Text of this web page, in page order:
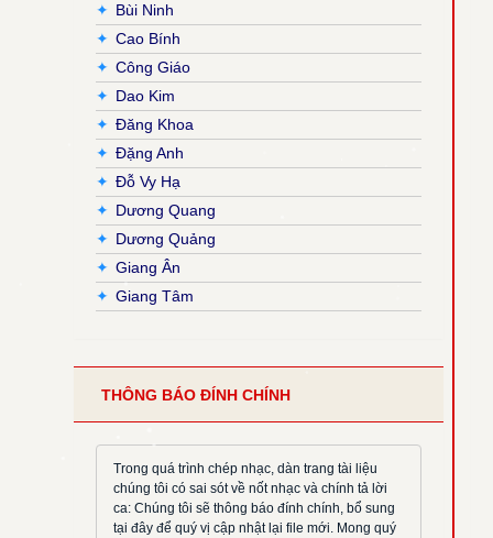
✦ Bùi Ninh
✦ Cao Bính
✦ Công Giáo
✦ Dao Kim
✦ Đăng Khoa
✦ Đặng Anh
✦ Đỗ Vy Hạ
✦ Dương Quang
✦ Dương Quảng
✦ Giang Ân
✦ Giang Tâm
Hiền Hoà
Hoàng Phương
Hồng Trần
Huy Hoàng
THÔNG BÁO ĐÍNH CHÍNH
Trong quá trình chép nhạc, dàn trang tài liệu
chúng tôi có sai sót về nốt nhạc và chính tả lời
ca: Chúng tôi sẽ thông báo đính chính, bổ sung
tại đây để quý vị cập nhật lại file mới. Mong quý